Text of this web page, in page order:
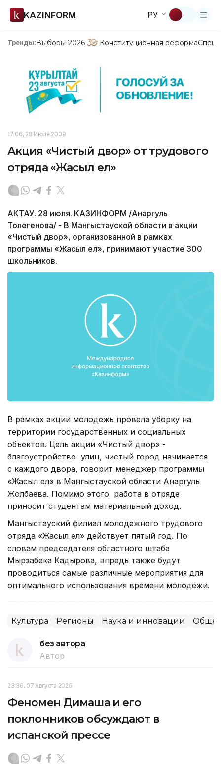
KAZINFORM РУ
Тренды:Выборы-2026 Конституционная реформа
17:06, 28 Июля 2009
Акция «Чистый двор» от трудового
отряда «Жасыл ел»
АКТАУ. 28 июля. КАЗИНФОРМ /Анаргуль
Толегенова/ - В Мангыстауской области в акции
«Чистый двор», организованной в рамках
программы «Жасыл ел», принимают участие 300
школьников.
В рамках акции молодежь провела уборку на
территории государственных и социальных
объектов. Цель акции «Чистый двор» -
благоустройство улиц, чистый город начинается
с каждого двора, говорит менеджер программы
«Жасыл ел» в Мангыстауской области Анаргуль
Жолбаева. Помимо этого, работа в отряде
приносит студентам материальный доход.
Мангыстауский филиал молодежного трудового
отряда «Жасыл ел» действует пятый год. По
словам председателя областного штаба
Мырзабека Кадырова, впредь также будут
проводиться самые различные мероприятия для
оптимального использования времени молодежи.
Культура Регионы Наука и инновации
без автора
Автор
23:36, 07 Августа 2026
Феномен Димаша и его
поклонников обсуждают в
испанской прессе